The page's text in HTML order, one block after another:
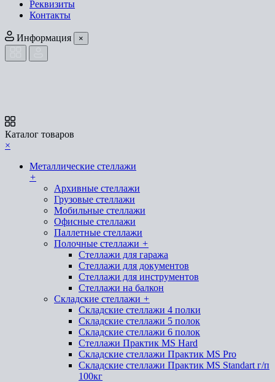
Реквизиты
Контакты
Информация ×
Каталог товаров
×
Металлические стеллажи
+
Архивные стеллажи
Грузовые стеллажи
Мобильные стеллажи
Офисные стеллажи
Паллетные стеллажи
Полочные стеллажи +
Стеллажи для гаража
Стеллажи для документов
Стеллажи для инструментов
Стеллажи на балкон
Складские стеллажи +
Складские стеллажи 4 полки
Складские стеллажи 5 полок
Складские стеллажи 6 полок
Стеллажи Практик MS Hard
Складские стеллажи Практик MS Pro
Складские стеллажи Практик MS Standart г/п
100кг